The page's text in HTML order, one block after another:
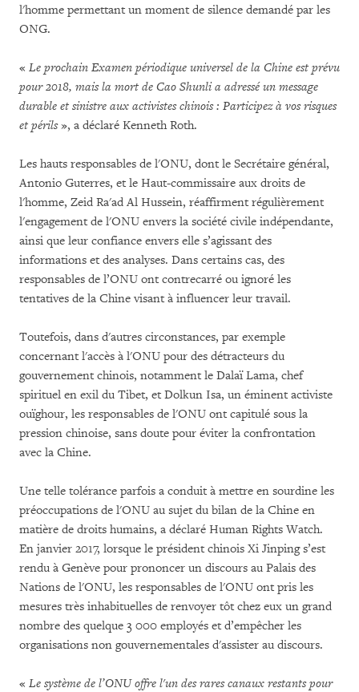
l'homme permettant un moment de silence demandé par les
ONG.
« Le prochain Examen périodique universel de la Chine est prévu
pour 2018, mais la mort de Cao Shunli a adressé un message
durable et sinistre aux activistes chinois : Participez à vos risques
et périls», a déclaré Kenneth Roth.
Les hauts responsables de l'ONU, dont le Secrétaire général,
Antonio Guterres, et le Haut-commissaire aux droits de
l'homme, Zeid Ra'ad Al Hussein, réaffirment régulièrement
l'engagement de l'ONU envers la société civile indépendante,
ainsi que leur confiance envers elle s’agissant des
informations et des analyses. Dans certains cas, des
responsables de l’ONU ont contrecarré ou ignoré les
tentatives de la Chine visant à influencer leur travail.
Toutefois, dans d'autres circonstances, par exemple
concernant l'accès à l'ONU pour des détracteurs du
gouvernement chinois, notamment le Dalaï Lama, chef
spirituel en exil du Tibet, et Dolkun Isa, un éminent activiste
ouïghour, les responsables de l'ONU ont capitulé sous la
pression chinoise, sans doute pour éviter la confrontation
avec la Chine.
Une telle tolérance parfois a conduit à mettre en sourdine les
préoccupations de l'ONU au sujet du bilan de la Chine en
matière de droits humains, a déclaré Human Rights Watch.
En janvier 2017, lorsque le président chinois Xi Jinping s’est
rendu à Genève pour prononcer un discours au Palais des
Nations de l'ONU, les responsables de l'ONU ont pris les
mesures très inhabituelles de renvoyer tôt chez eux un grand
nombre des quelque 3 000 employés et d’empêcher les
organisations non gouvernementales d'assister au discours.
« Le système de l’ONU offre l'un des rares canaux restants pour